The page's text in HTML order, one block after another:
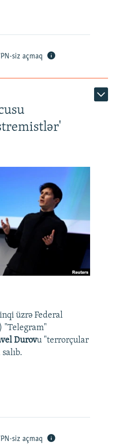
siz açmaq
üzrə Federal
"Telegram"
Durovu "terrorçular
siz açmaq